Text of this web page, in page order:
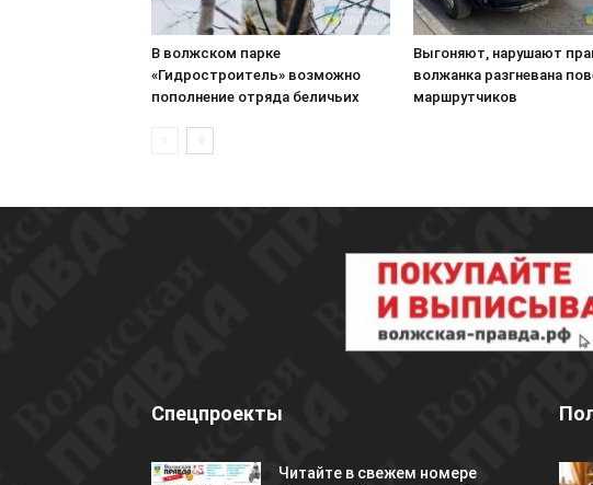
В волжском парке
«Гидростроитель» возможно
пополнение отряда беличьих
Выгоняют, нарушают
волжанка разгневана
маршрутчиков
Спецпроекты
Читайте в свежем номере